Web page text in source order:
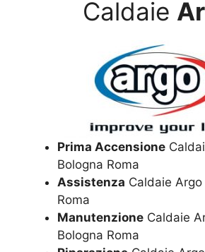
Caldaie
Prima Accensione
Bologna Roma
Assistenza Caldaie
Roma
Manutenzione Caldaie
Bologna Roma